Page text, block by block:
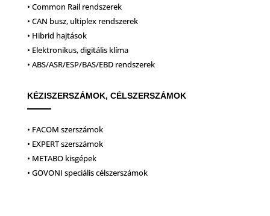
• Common Rail rendszerek
• CAN busz, ultiplex rendszerek
• Hibrid hajtások
• Elektronikus, digitális klíma
• ABS/ASR/ESP/BAS/EBD rendszerek
KÉZISZERSZÁMOK, CÉLSZERSZÁMOK
• FACOM szerszámok
• EXPERT szerszámok
• METABO kisgépek
• GOVONI speciális célszerszámok